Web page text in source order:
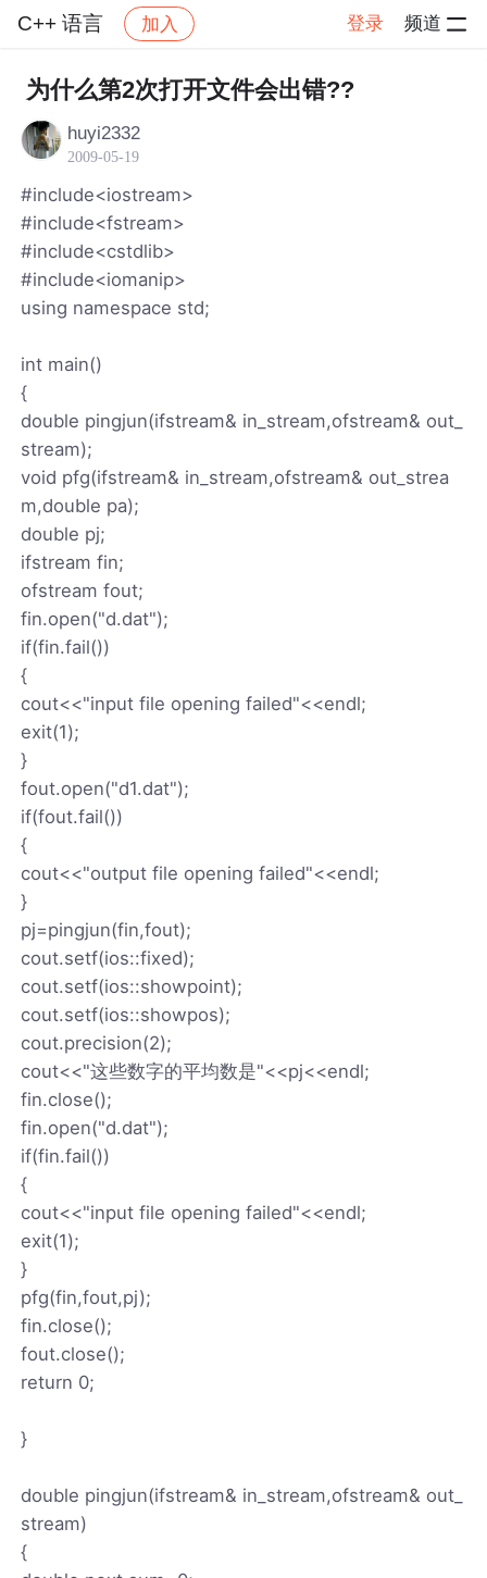
C++ 语言 加入 登录 频道
社区 C++ 语言 帖子详情
为什么第2次打开文件会出错??
huyi2332
2009-05-19
#include<iostream>
#include<fstream>
#include<cstdlib>
#include<iomanip>
using namespace std;
int main()
{
double pingjun(ifstream& in_stream,ofstream& out_
stream);
void pfg(ifstream& in_stream,ofstream& out_strea
m,double pa);
double pj;
ifstream fin;
ofstream fout;
fin.open("d.dat");
if(fin.fail())
{
cout<<"input file opening failed"<<endl;
exit(1);
}
fout.open("d1.dat");
if(fout.fail())
{
cout<<"output file opening failed"<<endl;
}
pj=pingjun(fin,fout);
cout.setf(ios::fixed);
cout.setf(ios::showpoint);
cout.setf(ios::showpos);
cout.precision(2);
cout<<"这些数字的平均数是"<<pj<<endl;
fin.close();
fin.open("d.dat");
if(fin.fail())
{
cout<<"input file opening failed"<<endl;
exit(1);
}
pfg(fin,fout,pj);
fin.close();
fout.close();
return 0;
}
double pingjun(ifstream& in_stream,ofstream& out_
stream)
{